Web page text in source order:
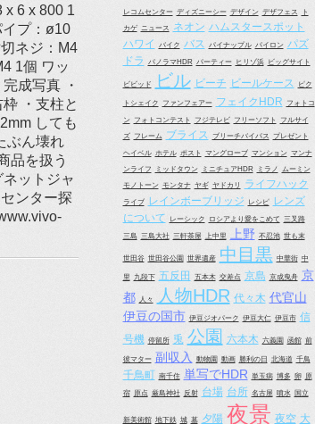
x 6 x 800 1
プ：ø10
ネジ：M4
1個 ワッ
成写真 ・
・支柱と
しても
ぶん壊れ
品を扱う
ットジャ
ンター探
レコムセンター ディズニーシー デザイン デザフェス
ト
カゲ ニュース ネオン ハムスタースポット
ハワイ
バイク バス パイナップル パイロン パズ
ドラ
パノラマHDR パーティー ヒリゾ浜 ビッグサイト
ビビッド ビル ビーチ ビールケース ピク
トシェイク ファンフェアー フェイクHDR フォトコ
ン フォトコンテスト フジテレビ フリーソフト
フルサイ
ズ
フレーム ブライス ブリーチバイパス プレゼント
ヘイベル ホテル ポスト マングローブ マンション マンナ
ンライフ
ミッドタウン ミニチュアHDR ミラノ ムーミン
モノトーン モンタナ ヤギ ヤドカリ ライフハック
ライブ レインボーブリッジ レシピ
レンズ
について
レーシック ロシアより愛をこめて 三叉路
三島 三島大社 三軒茶屋 上中里 上野 不忍池 世も末
世田谷 世田谷公園 世界遺産 中目黒 中華街 中
里 九段下 五反田 五本木 交差点 京島 京成曳舟 京
都
人々 人物HDR 代々木 代官山
伊豆の国市 伊豆ジオパーク 伊豆大仁 伊豆市 信
号機 停留所 兎 公園 六本木 六義園 函館 前
彼マター 副収入 動物園 動画 勝利の日 北海道 千鳥
千鳥町 南千住 単写でHDR 単玉病 博多 卵 原
宿 原点 厳島神社 反射 台場 台所 名古屋 噴水 国立
新美術館 地下鉄 城 墓 夕陽 夜景 夜空 大